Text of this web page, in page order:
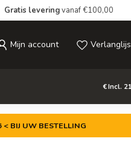
Gratis leveringvanaf €100,00
Mijn account
€Incl.
BIJ UW BESTELLING